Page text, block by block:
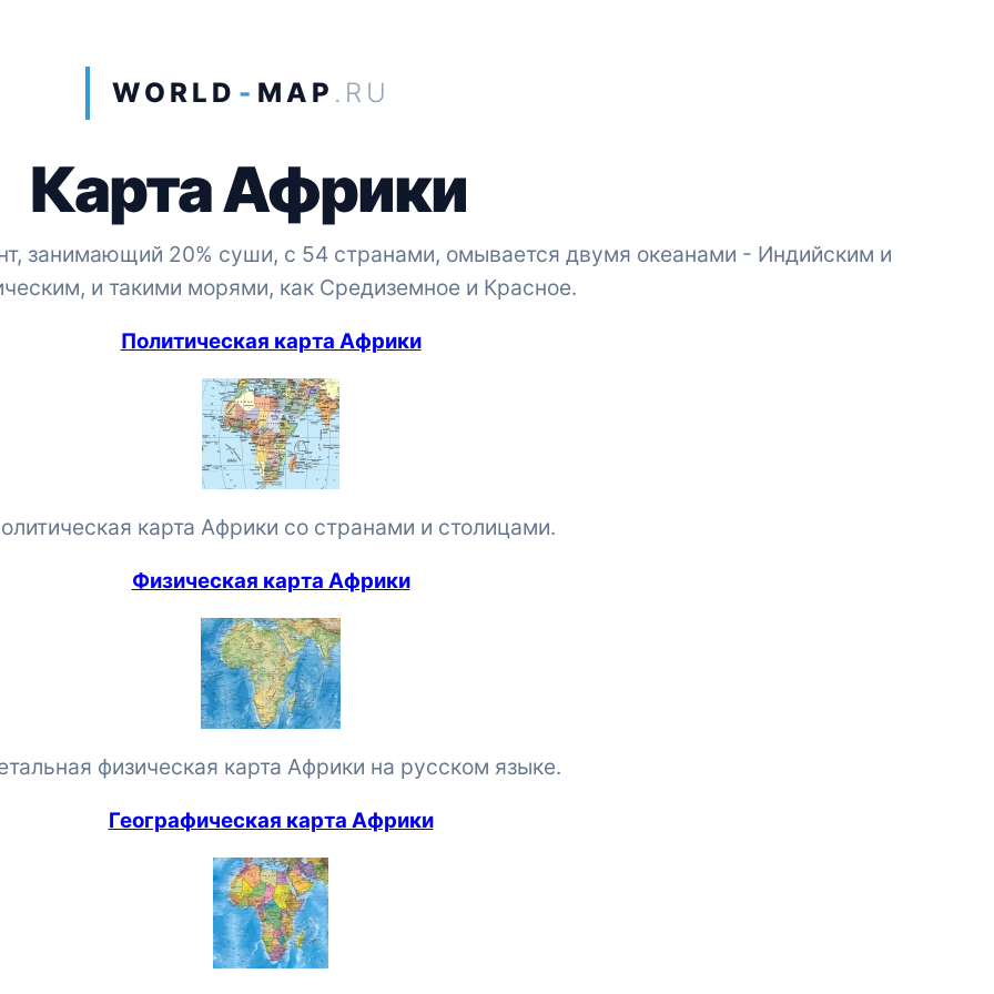
WORLD - MAP .RU
Карта Африки
занимающий 20% суши, с 54 странами, омывается двумя океанами - Индийским и
и такими морями, как Средиземное и Красное.
Политическая карта Африки
карта Африки со странами и столицами.
Физическая карта Африки
физическая карта Африки на русском языке.
Географическая карта Африки